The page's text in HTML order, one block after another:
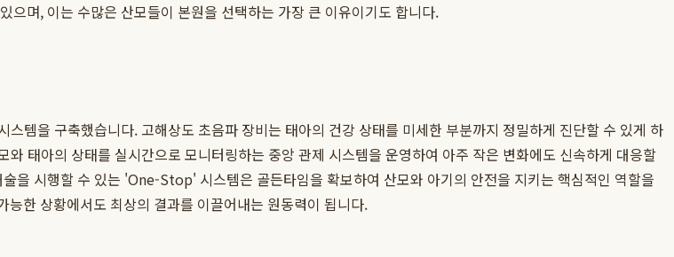
며, 이는 수많은 산모들이 본원을 선택하는 가장 큰 이유이기도 합니다.
템을 구축했습니다. 고해상도 초음파 장비는 태아의 건강 상태를 미세한 부분까지 정밀하게 진단할 수 있게 하
태아의 상태를 실시간으로 모니터링하는 중앙 관제 시스템을 운영하여 아주 작은 변화에도 신속하게 대응할
을 시행할 수 있는 'One-Stop' 시스템은 골든타임을 확보하여 산모와 아기의 안전을 지키는 핵심적인 역할을
능한 상황에서도 최상의 결과를 이끌어내는 원동력이 됩니다.